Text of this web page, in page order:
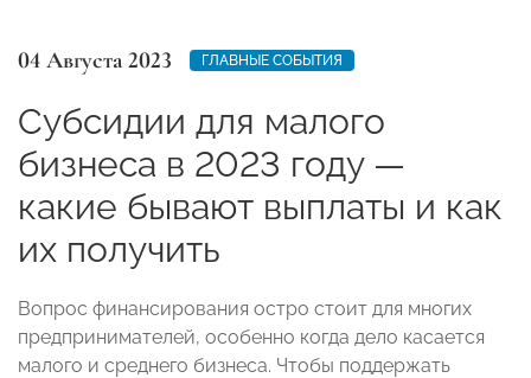
04 Августа 2023 ГЛАВНЫЕ СОБЫТИЯ
Субсидии для малого
бизнеса в 2023 году —
какие бывают выплаты и как
их получить
Вопрос финансирования остро стоит для многих
предпринимателей, особенно когда дело касается
малого и среднего бизнеса. Чтобы поддержать